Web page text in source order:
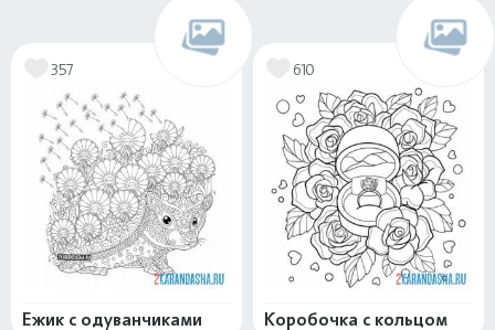
357
Ежик с одуванчиками
610
Коробочка с кольцом